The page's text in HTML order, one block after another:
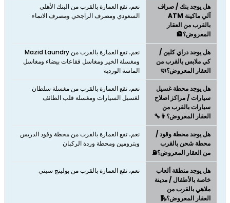
هل يوجد بنك / صراف
آلي ماكينة ATM
بالقرب من العقار
المعروض؟🏦
نعم، تقع العمارة بالقرب من البنك الأهلي
السعودي ومصرف الراجحي ومصرف الانماء
هل يوجد دراي كلين /
كي ملابس بالقرب من
العقار المعروض؟🧼
نعم، تقع العمارة بالقرب من Mazid Laundry
ومغسلة الخير ومغاسل فقاعات بيضاء ومغاسل
الماسة الوردية
هل يوجد محطة غسيل
سيارات / مراكز اصلاح
سيارات بالقرب من
العقار المعروض؟👨‍🔧
نعم، تقع العمارة بالقرب من مغسلة سلطان
لغسيل السيارات ومغسلة قلب الطائف
هل يوجد محطة وقود /
محطة شحن بالقرب
من العقار المعروض؟⛽
نعم، تقع العمارة بالقرب من محطة وقود الدريس
وبترومين ومحطة وردة الركبان
هل يوجد منطقة ألعاب
خاصة بالأطفال / مدينة
ملاهي بالقرب من
العقار المعروض؟🛝
نعم، تقع العمارة بالقرب من بولينج سيتي